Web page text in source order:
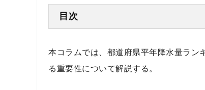
目次
本コラムでは、都道府県平年降水量ラン
る重要性について解説する。